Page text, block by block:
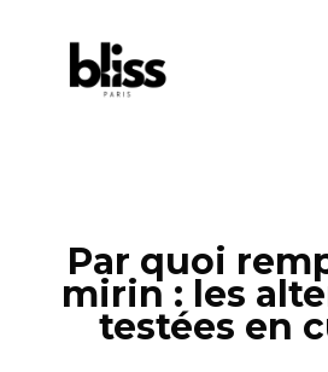
Par quoi
mirin : les
testées en